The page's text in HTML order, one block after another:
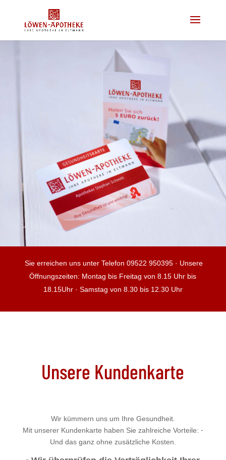
Sie erreichen uns unter Telefon 09522 950395 · Unsere
Öffnungszeiten: Montag bis Freitag von 8.15 Uhr bis
18.15Uhr · Samstag von 8.30 bis 12.30 Uhr
Unsere Kundenkarte
Wir kümmern uns um Ihre Gesundheit.
Mit unserer Kundenkarte haben Sie zahlreiche Vorteile: ⁃
Und das ganz ohne zusätzliche Kosten.